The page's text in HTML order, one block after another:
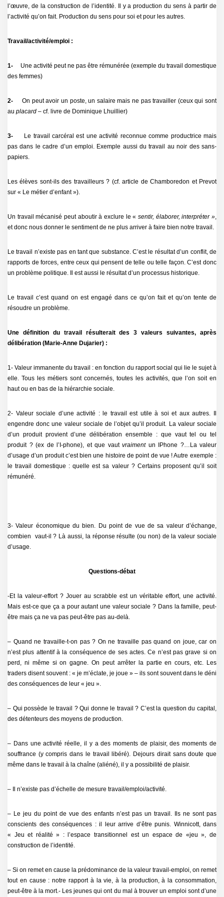
l’œuvre, de la construction de l’identité. Il y a production du sens à partir de
l’activité qu’on fait. Production du sens pour soi et pour les autres.
Travail/activité/emploi :
1- Une activité peut ne pas être rémunérée (exemple du travail domestique
des femmes)
2-On peut avoir un poste, un salaire mais ne pas travailler (ceux qui sont
au placard – cf. livre de Dominique Lhuillier)
3-
Le travail carcéral est une activité reconnue comme productrice mais
pas dans le cadre d’un emploi. Exemple aussi du travail au noir des sans-
papiers.
Les élèves sont-ils des travailleurs ? (cf. article de Chamboredon et Prevot
sur « Le métier d’enfant »).
Un travail mécanisé peut aboutir à exclure le « sentir, élaborer, interpréter »,
et donc nous donner le sentiment de ne plus arriver à faire bien notre travail.
Le travail n’existe pas en tant que substance. C’est le résultat d’un conflit, de
rapports de forces, entre ceux qui pensent de telle ou telle façon. C’est donc
un problème politique. Il est aussi le résultat d’un processus historique.
Le travail c’est quand on est engagé dans ce qu’on fait et qu’on tente de
résoudre un problème.
Une définition du travail résulterait des 3 valeurs suivantes, après
délibération (Marie-Anne Dujarier) :
1- Valeur immanente du travail : en fonction du rapport social qui lie le sujet à
elle. Tous les métiers sont concernés, toutes les activités, que l’on soit en
haut ou en bas de la hiérarchie sociale.
2- Valeur sociale d’une activité : le travail est utile à soi et aux autres. Il
engendre donc une valeur sociale de l’objet qu’il produit. La valeur sociale
d’un produit provient d’une délibération ensemble : que vaut tel ou tel
produit ? (ex de l’I-phone), et que vaut vraimentun IPhone ?…La valeur
d’usage d’un produit c’est bien une histoire de point de vue ! Autre exemple :
le travail domestique : quelle est sa valeur ? Certains proposent qu’il soit
rémunéré.
3- Valeur économique du bien. Du point de vue de sa valeur d’échange,
combien vaut-il ? Là aussi, la réponse résulte (ou non) de la valeur sociale
d’usage.
Questions-débat
-Et la valeur-effort ? Jouer au scrabble est un véritable effort, une activité.
Mais est-ce que ça a pour autant une valeur sociale ? Dans la famille, peut-
être mais ça ne va pas peut-être pas au-delà.
– Quand ne travaille-t-on pas ? On ne travaille pas quand on joue, car on
n’est plus attentif à la conséquence de ses actes. Ce n’est pas grave si on
perd, ni même si on gagne. On peut arrêter la partie en cours, etc. Les
traders disent souvent : « je m’éclate, je joue » – ils sont souvent dans le déni
des conséquences de leur « jeu ».
– Qui possède le travail ? Qui donne le travail ? C’est la question du capital,
des détenteurs des moyens de production.
– Dans une activité réelle, il y a des moments de plaisir, des moments de
souffrance (y compris dans le travail libéré). Dejours dirait sans doute que
même dans le travail à la chaîne (aliéné), il y a possibilité de plaisir.
– Il n’existe pas d’échelle de mesure travail/emploi/activité.
– Le jeu du point de vue des enfants n’est pas un travail. Ils ne sont pas
conscients des conséquences : il leur arrive d’être punis. Winnicott, dans
« Jeu et réalité » : l’espace transitionnel est un espace de «jeu », de
construction de l’identité.
– Si on remet en cause la prédominance de la valeur travail-emploi, on remet
tout en cause : notre rapport à la vie, à la production, à la consommation,
peut-être à la mort.- Les jeunes qui ont du mal à trouver un emploi sont d’une